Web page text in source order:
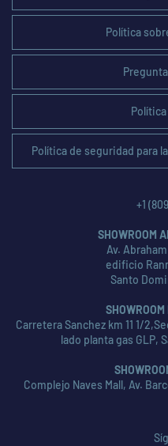
Política
Política de seguridad para
+1
SHOWROOM
Av.
edificio
Santo
Carretera Sanchez km 11 1/
lado planta gas GLP,
Complejo Naves Mall, Av.